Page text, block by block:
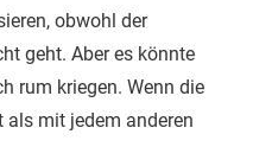
obwohl der
geht. Aber es könnte
rum kriegen. Wenn die
als mit jedem anderen